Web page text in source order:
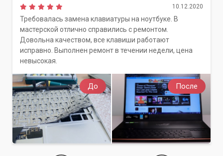
До После
10.12.2020
Требовалась замена клавиатуры на ноутбуке. В
мастерской отлично справились с ремонтом.
Довольна качеством, все клавиши работают
исправно. Выполнен ремонт в течении недели, цена
невысокая.